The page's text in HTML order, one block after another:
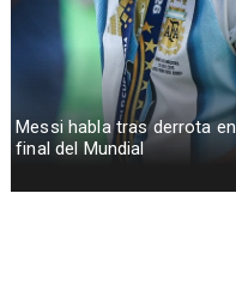
Messi habla tras derrota en
final del Mundial